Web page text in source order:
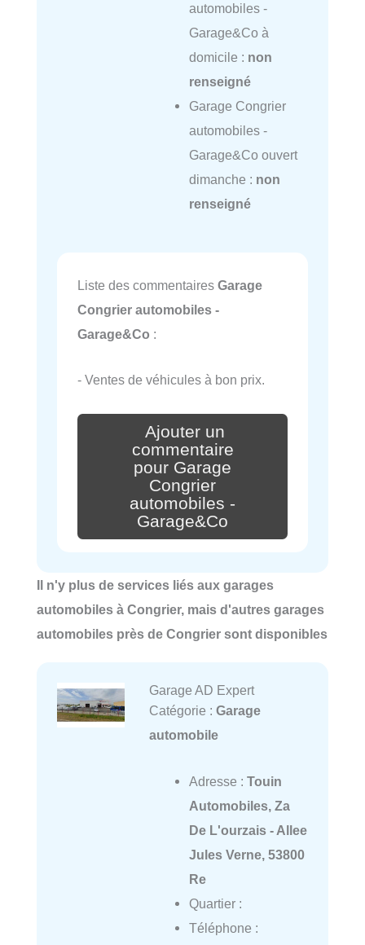
automobiles -
Garage&Co à
domicile : non
renseigné
Garage Congrier
automobiles -
Garage&Co ouvert
dimanche : non
renseigné
Liste des commentaires Garage
Congrier automobiles -
Garage&Co :
- Ventes de véhicules à bon prix.
Ajouter un
commentaire
pour Garage
Congrier
automobiles -
Garage&Co
Il n'y plus de services liés aux garages
automobiles à Congrier, mais d'autres garages
automobiles près de Congrier sont disponibles
Garage AD Expert
Catégorie : Garage
automobile
Adresse : Touin
Automobiles, Za
De L'ourzais - Allee
Jules Verne, 53800
Re
Quartier :
Téléphone :